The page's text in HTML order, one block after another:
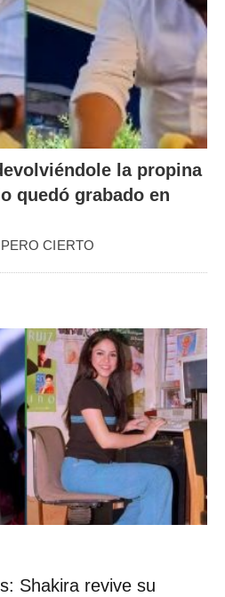
la propina
quedó grabado en
CIERTO
Shakira revive su